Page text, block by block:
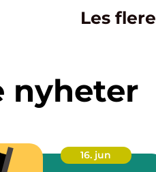
Les
nyheter
16. jun